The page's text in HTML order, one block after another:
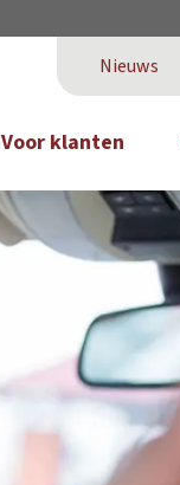
Nieuws
Voor klanten